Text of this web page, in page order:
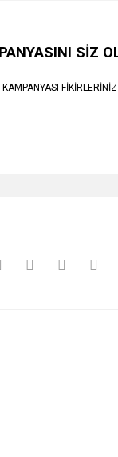
SİZ